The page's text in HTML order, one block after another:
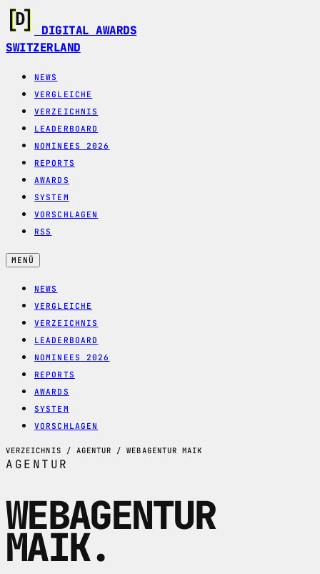
DIGITAL AWARDS
SWITZERLAND
NEWS
VERGLEICHE
VERZEICHNIS
LEADERBOARD
NOMINEES 2026
REPORTS
AWARDS
SYSTEM
VORSCHLAGEN
RSS
MENÜ
NEWS
VERGLEICHE
VERZEICHNIS
LEADERBOARD
NOMINEES 2026
REPORTS
AWARDS
SYSTEM
VORSCHLAGEN
VERZEICHNIS / AGENTUR / WEBAGENTUR MAIK
AGENTUR
WEBAGENTUR
MAIK.